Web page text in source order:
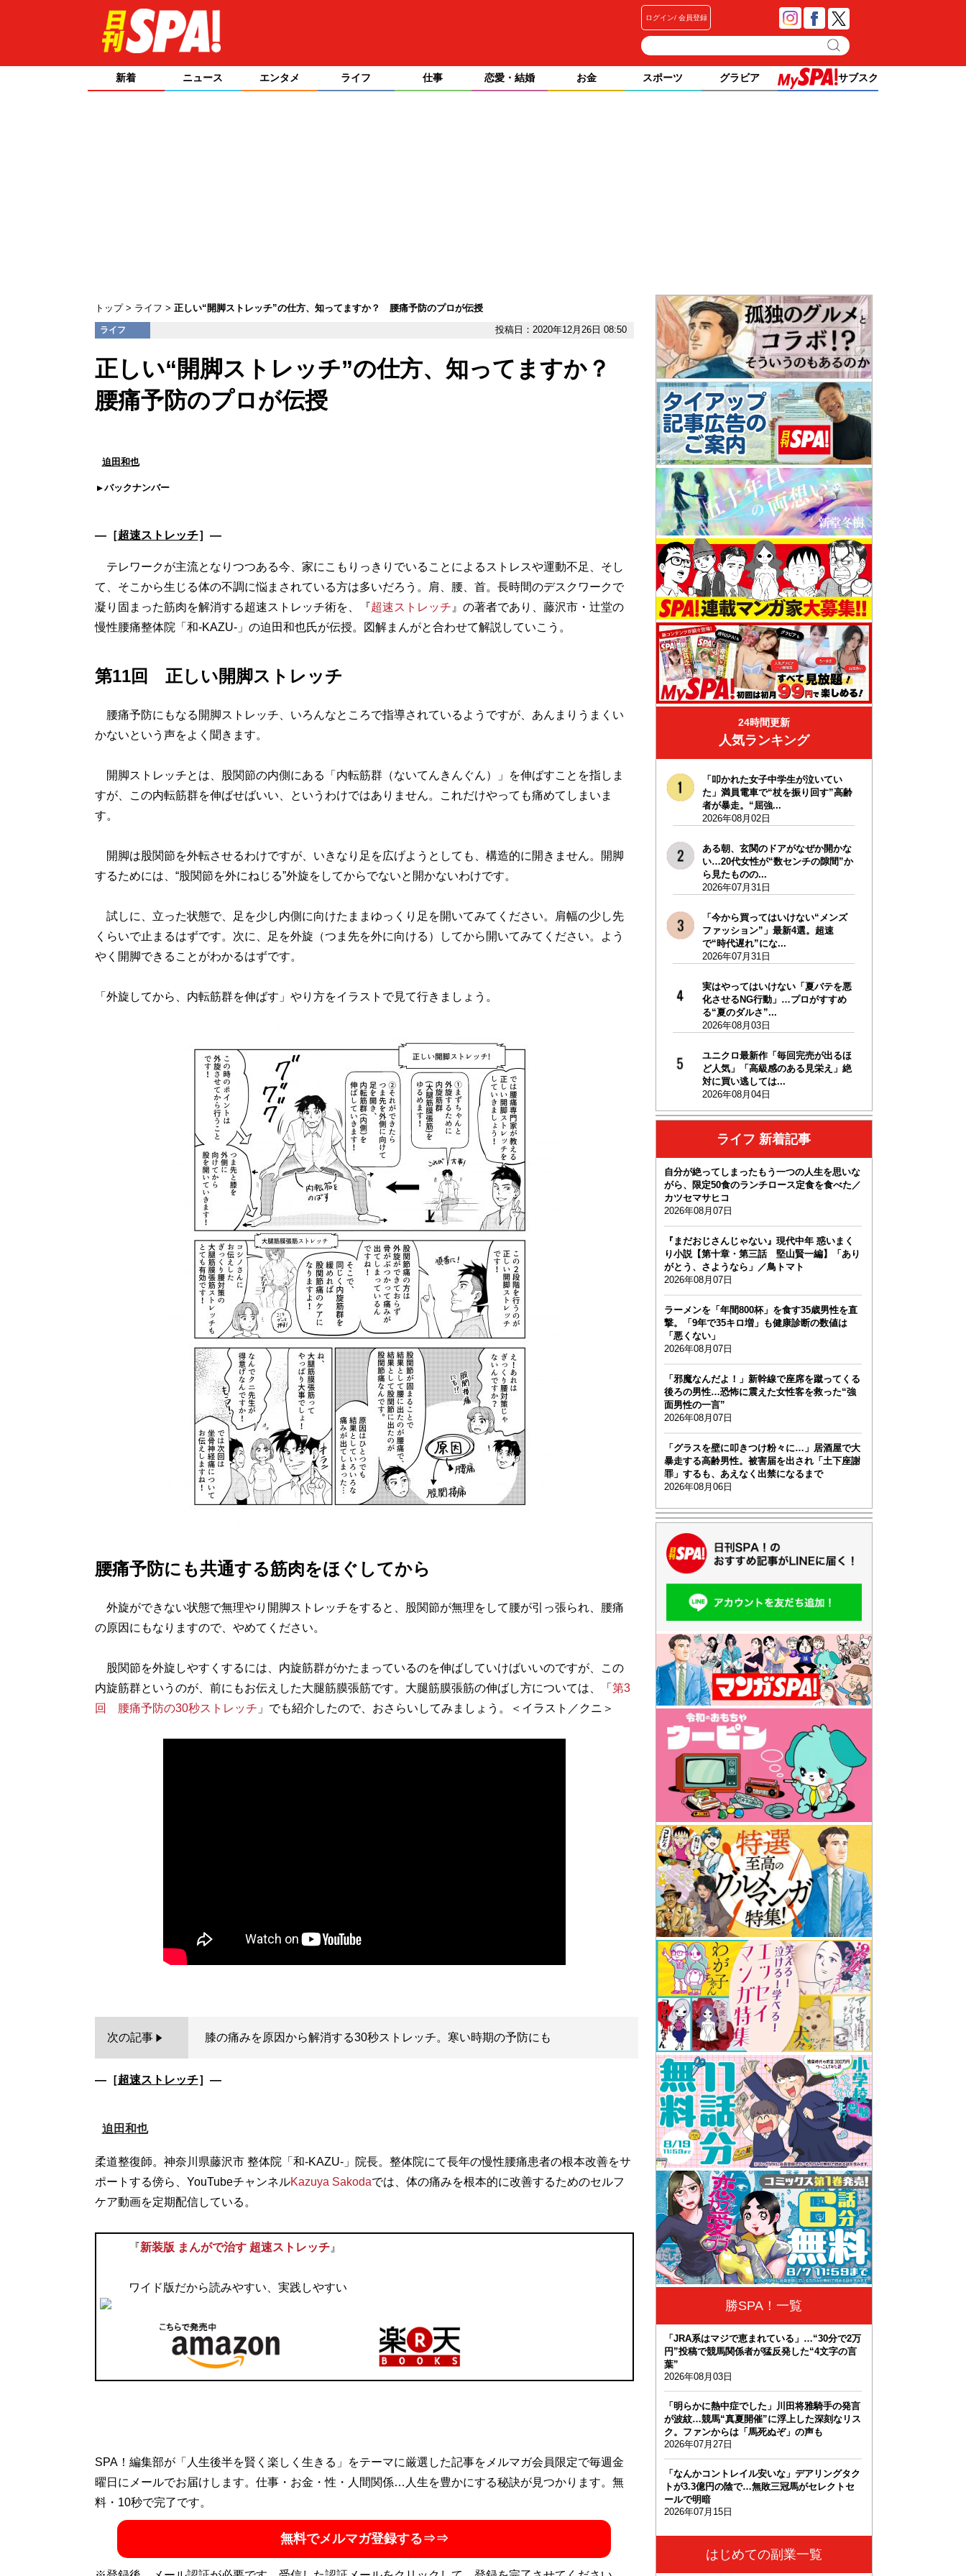
ログイン 会員登録
新着 ニュース エンタメ ライフ 仕事 恋愛・結婚 お金 スポーツ グラビア サブスク
トップ ライフ 正しい“開脚ストレッチ”の仕方、知ってますか？ 腰痛予防のプロが伝授
ライフ 投稿日：2020年12月26日 08:50
正しい“開脚ストレッチ”の仕方、知ってますか？
腰痛予防のプロが伝授
迫田和也
バックナンバー
―［超速ストレッチ］―
テレワークが主流となりつつある今、家にこもりっきりでいることによるストレスや運動不足、そし
て、そこから生じる体の不調に悩まされている方は多いだろう。肩、腰、首。長時間のデスクワークで
凝り固まった筋肉を解消する超速ストレッチ術を、『超速ストレッチ 』の著者であり、藤沢市・辻堂の
慢性腰痛整体院「和-KAZU-」の迫田和也氏が伝授。図解まんがと合わせて解説していこう。
第11回 正しい開脚ストレッチ
腰痛予防にもなる開脚ストレッチ、いろんなところで指導されているようですが、あんまりうまくい
かないという声をよく聞きます。
開脚ストレッチとは、股関節の内側にある「内転筋群（ないてんきんぐん）」を伸ばすことを指しま
すが、この内転筋群を伸ばせばいい、というわけではありません。これだけやっても痛めてしまいま
す。
開脚は股関節を外転させるわけですが、いきなり足を広げようとしても、構造的に開きません。開脚
するためには、“股関節を外にねじる”外旋をしてからでないと開かないわけです。
試しに、立った状態で、足を少し内側に向けたままゆっくり足を開いてみてください。肩幅の少し先
くらいで止まるはずです。次に、足を外旋（つま先を外に向ける）してから開いてみてください。よう
やく開脚できることがわかるはずです。
「外旋してから、内転筋群を伸ばす」やり方をイラストで見て行きましょう。
腰痛予防にも共通する筋肉をほぐしてから
外旋ができない状態で無理やり開脚ストレッチをすると、股関節が無理をして腰が引っ張られ、腰痛
の原因にもなりますので、やめてください。
股関節を外旋しやすくするには、内旋筋群がかたまっているのを伸ばしていけばいいのですが、この
内旋筋群というのが、前にもお伝えした大腿筋膜張筋です。大腿筋膜張筋の伸ばし方については、「 第3
回 腰痛予防の30秒ストレッチ 」でも紹介したので、おさらいしてみましょう。＜イラスト／クニ＞
次の記事 膝の痛みを原因から解消する30秒ストレッチ。寒い時期の予防にも
―［超速ストレッチ］―
迫田和也
柔道整復師。神奈川県藤沢市 整体院「和-KAZU-」院長。整体院にて長年の慢性腰痛患者の根本改善をサ
ポートする傍ら、YouTubeチャンネルKazuya Sakodaでは、体の痛みを根本的に改善するためのセルフ
『新装版 まんがで治す 超速ストレッチ』
ワイド版だから読みやすい、実践しやすい
SPA！編集部が「人生後半を賢く楽しく生きる」をテーマに厳選した記事をメルマガ会員限定で毎週金
曜日にメールでお届けします。仕事・お金・性・人間関係…人生を豊かにする秘訣が見つかります。無
料・10秒で完了です。
無料でメルマガ登録する⇒⇒
24時間更新
人気ランキング
「叩かれた女子中学生が泣いてい
た」満員電車で“杖を振り回す”高齢
者が暴走。“屈強...
2026年08月02日
ある朝、玄関のドアがなぜか開かな
い…20代女性が“数センチの隙間”か
ら見たものの...
2026年07月31日
「今から買ってはいけない“メンズ
ファッション”」最新4選。超速
で“時代遅れ”にな...
2026年07月31日
実はやってはいけない「夏バテを悪
化させるNG行動」…プロがすすめ
る“夏のダルさ”...
2026年08月03日
ユニクロ最新作「毎回完売が出るほ
ど人気」「高級感のある見栄え」絶
対に買い逃しては...
2026年08月04日
ライフ 新着記事
自分が絶ってしまったもう一つの人生を思いな
がら、限定50食のランチロース定食を食べた／
カツセマサヒコ
2026年08月07日
『まだおじさんじゃない』現代中年 惑いまく
り小説【第十章・第三話 堅山賢一編】「あり
がとう、さようなら」／鳥トマト
2026年08月07日
ラーメンを「年間800杯」を食す35歳男性を直
撃。「9年で35キロ増」も健康診断の数値は
「悪くない」
2026年08月07日
「邪魔なんだよ！」新幹線で座席を蹴ってくる
後ろの男性…恐怖に震えた女性客を救った“強
面男性の一言”
2026年08月07日
「グラスを壁に叩きつけ粉々に…」居酒屋で大
暴走する高齢男性。被害届を出され「土下座謝
罪」するも、あえなく出禁になるまで
2026年08月06日
勝SPA！一覧
「JRA系はマジで恵まれている」…“30分で2万
円”投稿で競馬関係者が猛反発した“4文字の言
葉”
2026年08月03日
「明らかに熱中症でした」川田将雅騎手の発言
が波紋…競馬“真夏開催”に浮上した深刻なリス
ク。ファンからは「馬死ぬぞ」の声も
2026年07月27日
「なんかコントレイル安いな」デアリングタク
トが3.3億円の陰で…無敗三冠馬がセレクトセ
ールで明暗
2026年07月15日
はじめての副業一覧